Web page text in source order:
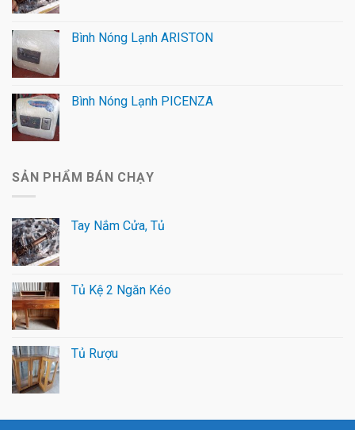
Bình Nóng Lạnh ARISTON
Bình Nóng Lạnh PICENZA
SẢN PHẨM BÁN CHẠY
Tay Nắm Cửa, Tủ
Tủ Kệ 2 Ngăn Kéo
Tủ Rượu